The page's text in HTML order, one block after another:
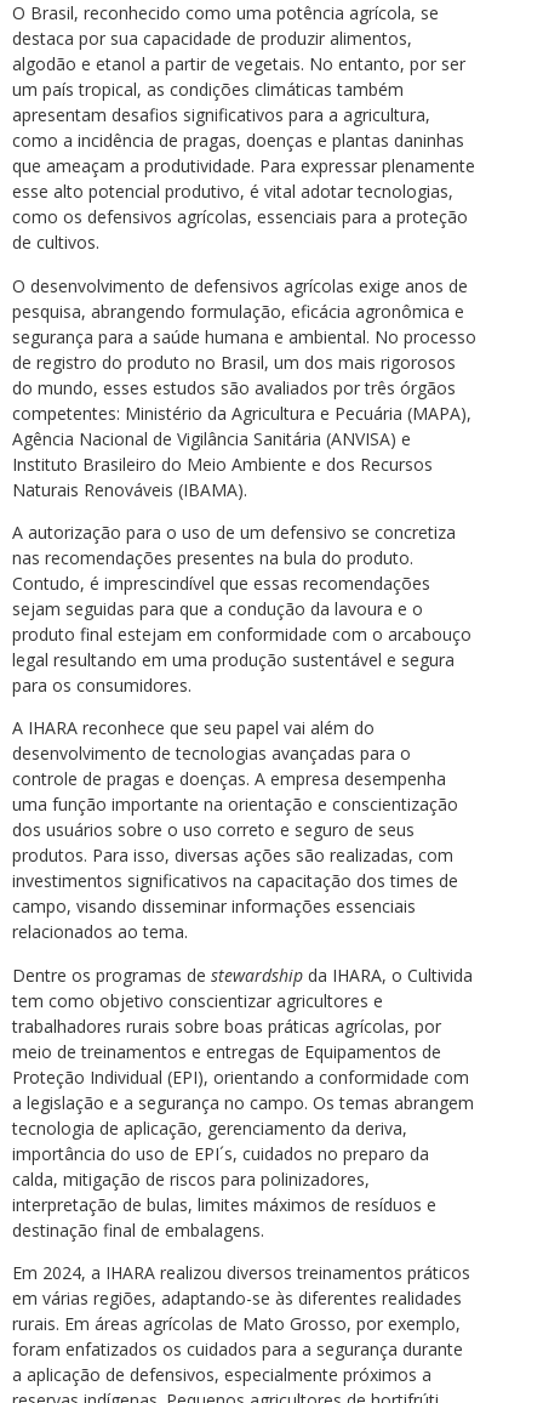
O Brasil, reconhecido como uma potência agrícola, se
destaca por sua capacidade de produzir alimentos,
algodão e etanol a partir de vegetais. No entanto, por ser
um país tropical, as condições climáticas também
apresentam desafios significativos para a agricultura,
como a incidência de pragas, doenças e plantas daninhas
que ameaçam a produtividade. Para expressar plenamente
esse alto potencial produtivo, é vital adotar tecnologias,
como os defensivos agrícolas, essenciais para a proteção
de cultivos.
O desenvolvimento de defensivos agrícolas exige anos de
pesquisa, abrangendo formulação, eficácia agronômica e
segurança para a saúde humana e ambiental. No processo
de registro do produto no Brasil, um dos mais rigorosos
do mundo, esses estudos são avaliados por três órgãos
competentes: Ministério da Agricultura e Pecuária (MAPA),
Agência Nacional de Vigilância Sanitária (ANVISA) e
Instituto Brasileiro do Meio Ambiente e dos Recursos
Naturais Renováveis (IBAMA).
A autorização para o uso de um defensivo se concretiza
nas recomendações presentes na bula do produto.
Contudo, é imprescindível que essas recomendações
sejam seguidas para que a condução da lavoura e o
produto final estejam em conformidade com o arcabouço
legal resultando em uma produção sustentável e segura
para os consumidores.
A IHARA reconhece que seu papel vai além do
desenvolvimento de tecnologias avançadas para o
controle de pragas e doenças. A empresa desempenha
uma função importante na orientação e conscientização
dos usuários sobre o uso correto e seguro de seus
produtos. Para isso, diversas ações são realizadas, com
investimentos significativos na capacitação dos times de
campo, visando disseminar informações essenciais
relacionados ao tema.
Dentre os programas de stewardship da IHARA, o Cultivida
tem como objetivo conscientizar agricultores e
trabalhadores rurais sobre boas práticas agrícolas, por
meio de treinamentos e entregas de Equipamentos de
Proteção Individual (EPI), orientando a conformidade com
a legislação e a segurança no campo. Os temas abrangem
tecnologia de aplicação, gerenciamento da deriva,
importância do uso de EPI´s, cuidados no preparo da
calda, mitigação de riscos para polinizadores,
interpretação de bulas, limites máximos de resíduos e
destinação final de embalagens.
Em 2024, a IHARA realizou diversos treinamentos práticos
em várias regiões, adaptando-se às diferentes realidades
rurais. Em áreas agrícolas de Mato Grosso, por exemplo,
foram enfatizados os cuidados para a segurança durante
a aplicação de defensivos, especialmente próximos a